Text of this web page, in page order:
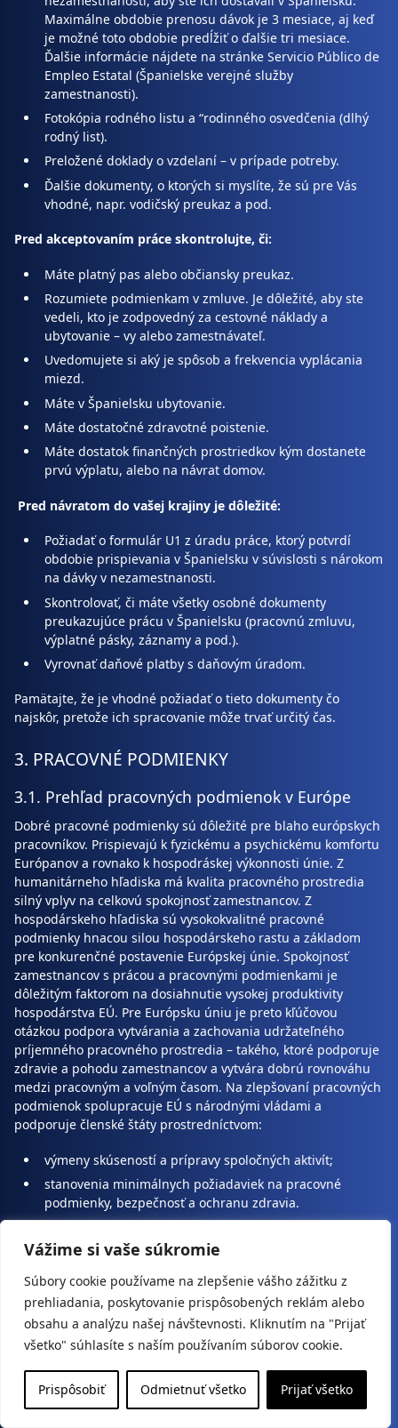
Vážime si vaše súkromie
Súbory cookie používame na zlepšenie vášho zážitku z
prehliadania, poskytovanie prispôsobených reklám alebo
obsahu a analýzu našej návštevnosti. Kliknutím na "Prijať
všetko" súhlasíte s naším používaním súborov cookie.
Prispôsobiť Odmietnuť všetko Prijať všetko
Maximálne obdobie prenosu dávok je 3 mesiace, aj keď
je možné toto obdobie predĺžiť o ďalšie tri mesiace.
Ďalšie informácie nájdete na stránke Servicio Público de
Empleo Estatal (Španielske verejné služby
zamestnanosti).
Fotokópia rodného listu a “rodinného osvedčenia (dlhý
rodný list).
Preložené doklady o vzdelaní – v prípade potreby.
Ďalšie dokumenty, o ktorých si myslíte, že sú pre Vás
vhodné, napr. vodičský preukaz a pod.
Pred akceptovaním práce skontrolujte, či:
Máte platný pas alebo občiansky preukaz.
Rozumiete podmienkam v zmluve. Je dôležité, aby ste
vedeli, kto je zodpovedný za cestovné náklady a
ubytovanie – vy alebo zamestnávateľ.
Uvedomujete si aký je spôsob a frekvencia vyplácania
miezd.
Máte v Španielsku ubytovanie.
Máte dostatočné zdravotné poistenie.
Máte dostatok finančných prostriedkov kým dostanete
prvú výplatu, alebo na návrat domov.
Pred návratom do vašej krajiny je dôležité:
Požiadať o formulár U1 z úradu práce, ktorý potvrdí
obdobie prispievania v Španielsku v súvislosti s nárokom
na dávky v nezamestnanosti.
Skontrolovať, či máte všetky osobné dokumenty
preukazujúce prácu v Španielsku (pracovnú zmluvu,
výplatné pásky, záznamy a pod.).
Vyrovnať daňové platby s daňovým úradom.
Pamätajte, že je vhodné požiadať o tieto dokumenty čo
najskôr, pretože ich spracovanie môže trvať určitý čas.
3. PRACOVNÉ PODMIENKY
3.1. Prehľad pracovných podmienok v Európe
Dobré pracovné podmienky sú dôležité pre blaho európskych
pracovníkov. Prispievajú k fyzickému a psychickému komfortu
Európanov a rovnako k hospodráskej výkonnosti únie. Z
humanitárneho hľadiska má kvalita pracovného prostredia
silný vplyv na celkovú spokojnosť zamestnancov. Z
hospodárskeho hľadiska sú vysokokvalitné pracovné
podmienky hnacou silou hospodárskeho rastu a základom
pre konkurenčné postavenie Európskej únie. Spokojnosť
zamestnancov s prácou a pracovnými podmienkami je
dôležitým faktorom na dosiahnutie vysokej produktivity
hospodárstva EÚ. Pre Európsku úniu je preto kľúčovou
otázkou podpora vytvárania a zachovania udržateľného
príjemného pracovného prostredia – takého, ktoré podporuje
zdravie a pohodu zamestnancov a vytvára dobrú rovnováhu
medzi pracovným a voľným časom. Na zlepšovaní pracovných
podmienok spolupracuje EÚ s národnými vládami a
podporuje členské štáty prostredníctvom:
výmeny skúseností a prípravy spoločných aktivít;
stanovenia minimálnych požiadaviek na pracovné
podmienky, bezpečnosť a ochranu zdravia.
V záujme zlepšovania spokojnosti a bezpečnosti pracovníkov
v EÚ je dôležité určiť, čo robí pracovné prostredie priaznivým
a stanoviť kritériá pre kvalitné pracovné podmienky. Európska
nadácia pre zlepšovanie životných a pracovných podmienok
(Eurofound) je agentúra EÚ so sídlom v Dubline a jej úlohou
je poskytovať informácie, poradenstvo a odbornú pomoc v
tejto oblasti. Agentúra stanovila niekoľko kritérií pre kvalitu
zamestnania a práce, ktoré zahŕňajú: